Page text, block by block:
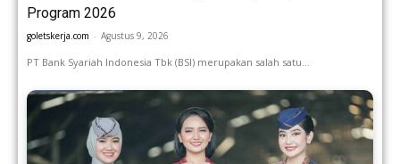
Program 2026
goletskerja.com - Agustus 9, 2026
PT Bank Syariah Indonesia Tbk (BSI) merupakan salah satu...